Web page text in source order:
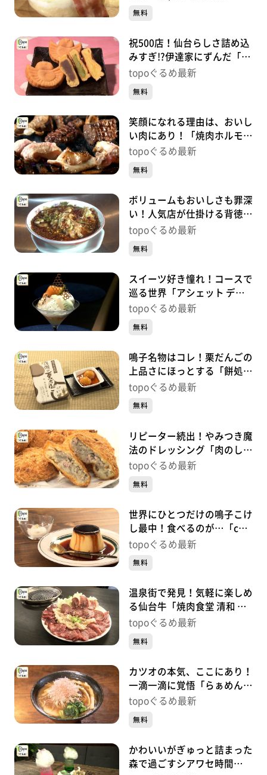
無料
祝500店！仙台らしさ詰め込
みすぎ!?伊達家にずんだ「ち
ゅんちゅん堂」（青葉区川
topoぐるめ最新
無料
笑顔になれる理由は、おいし
い肉にあり！「焼肉ホルモン
呵呵大笑」（青葉区国分町）
topoぐるめ最新
無料
ボリュームもおいしさも罪深
い！人気店が仕掛ける背徳中
華「ガリデブ2」（青葉区大
topoぐるめ最新
無料
スイーツ好き憧れ！コースで
巡る世界「アシェット デセ
ール エトネ」（青葉区国分
topoぐるめ最新
無料
鳴子名物はコレ！栗だんごの
上品さにほっとする「餅処
深瀬」（大崎市鳴子温泉湯
topoぐるめ最新
無料
リピーター続出！やみつき魔
法のドレッシング「肉のしば
さき」（大崎市鳴子温泉湯
topoぐるめ最新
無料
世界にひとつだけの鳴子こけ
し最中！食べるのが…「cafe
gutto」（大崎市鳴子温泉湯
topoぐるめ最新
無料
温泉街で発見！気軽に楽しめ
る仙台牛「焼肉食堂 清和 鳴
子店」（大崎市鳴子温泉湯
topoぐるめ最新
無料
カツオの本気、ここにあり！
一滴一滴に覚悟「らぁめん鰹
の本気 愛子店」（青葉区栗
topoぐるめ最新
無料
かわいいがぎゅっと詰まった
森で過ごすシアワセ時間